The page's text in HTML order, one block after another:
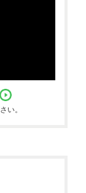
い。